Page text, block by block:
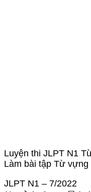
Luyện thi JLPT N1
Làm bài tập Từ vựng
JLPT N1 – 7/2022